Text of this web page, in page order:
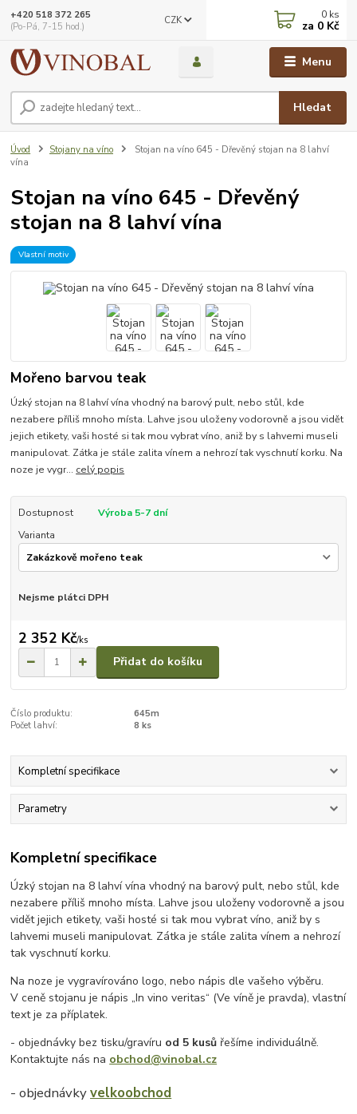
Menu
CZK
Hledat
+420 518 372 265
(Po-Pá, 7-15 hod.)
0 ks
za 0 Kč
Úvod Stojany na víno
Stojan na víno 645 - Dřevěný stojan na 8 lahví
vína
Stojan na víno 645 - Dřevěný
stojan na 8 lahví vína
Vlastní motiv
Mořeno barvou teak
Úzký stojan na 8 lahví vína vhodný na barový pult, nebo stůl, kde
nezabere příliš mnoho místa. Lahve jsou uloženy vodorovně a jsou vidět
jejich etikety, vaši hosté si tak mou vybrat víno, aniž by s lahvemi museli
manipulovat. Zátka je stále zalita vínem a nehrozí tak vyschnutí korku. Na
noze je vygr... celý popis
Dostupnost
Výroba 5-7 dní
Varianta
Nejsme plátci DPH
2 352 Kč/ks
Přidat do košíku
Číslo produktu:
645m
Počet lahví:
8 ks
Kompletní specifikace
Parametry
Kompletní specifikace
Úzký stojan na 8 lahví vína vhodný na barový pult, nebo stůl, kde
nezabere příliš mnoho místa. Lahve jsou uloženy vodorovně a jsou
vidět jejich etikety, vaši hosté si tak mou vybrat víno, aniž by s
lahvemi museli manipulovat. Zátka je stále zalita vínem a nehrozí
tak vyschnutí korku.
Na noze je vygravírováno logo, nebo nápis dle vašeho výběru.
V ceně stojanu je nápis „In vino veritas“ (Ve víně je pravda), vlastní
text je za příplatek.
- objednávky bez tisku/gravíru od 5 kusů řešíme individuálně.
Kontaktujte nás na obchod@vinobal.cz
- objednávkyvelkoobchod